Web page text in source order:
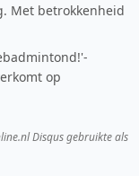
Met betrokkenheid
op
Disqus gebruikte als